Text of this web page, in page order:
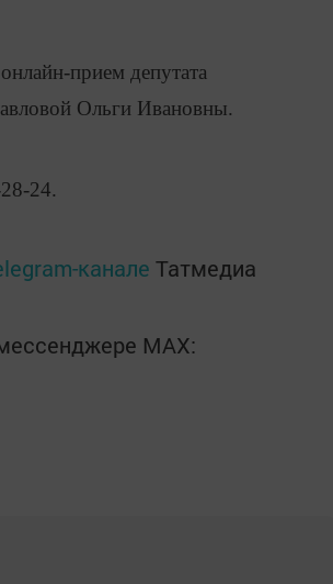
прием депутата
Ольги Ивановны.
24.
канале Татмедиа
MАХ: